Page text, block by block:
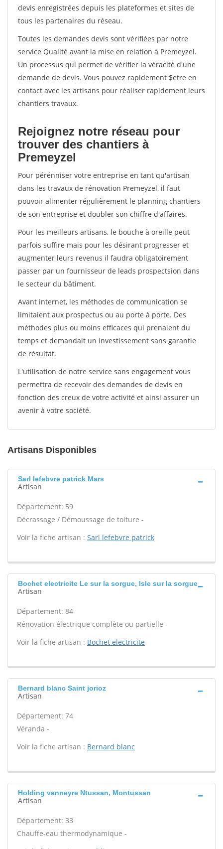
devis enregistrées depuis les plateformes et sites de
tous les partenaires du réseau.
Toutes les demandes devis sont vérifiées par notre
service Qualité avant la mise en relation à Premeyzel.
Un processus qui permet de vérifier la véracité d'une
demande de devis. Vous pouvez rapidement $etre en
contact avec les artisans pour réaliser rapidement leurs
chantiers travaux.
Rejoignez notre réseau pour
trouver des chantiers à
Premeyzel
Pour pérénniser votre entreprise en tant qu'artisan
dans les travaux de rénovation Premeyzel, il faut
pouvoir alimenter régulièrement le planning chantiers
de son entreprise et doubler son chiffre d'affaires.
Pour les meilleurs artisans, le bouche à oreille peut
parfois suffire mais pour les désirant progresser et
augmenter leurs revenus il faudra obligatoirement
passer par un fournisseur de leads prospectsion dans
le secteur du bâtiment.
Avant internet, les méthodes de communication se
limitaient aux prospectus ou au porte à porte. Des
méthodes plus ou moins efficaces qui prenaient du
temps et demandait un investissement sans garantie
de résultat.
L'utilisation de notre service sans engagement vous
permettra de recevoir des demandes de devis en
fonction des creux de votre activité et ainsi assurer un
avenir à votre société.
Artisans Disponibles
Sarl lefebvre patrick Mars
Artisan
Département: 59
Décrassage / Démoussage de toiture -
Voir la fiche artisan : Sarl lefebvre patrick
Bochet electricite Le sur la sorgue, Isle sur la sorgue
Artisan
Département: 84
Rénovation électrique complète ou partielle -
Voir la fiche artisan : Bochet electricite
Bernard blanc Saint jorioz
Artisan
Département: 74
Véranda -
Voir la fiche artisan : Bernard blanc
Holding vanneyre Ntussan, Montussan
Artisan
Département: 33
Chauffe-eau thermodynamique -